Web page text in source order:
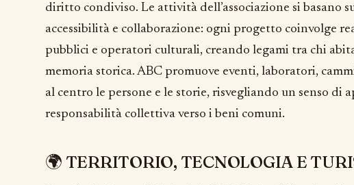
diritto condiviso. Le attività dell’associazione si basano
accessibilità e collaborazione: ogni progetto coinvolge
pubblici e operatori culturali, creando legami tra chi
memoria storica. ABC promuove eventi, laboratori,
al centro le persone e le storie, risvegliando un senso di
responsabilità collettiva verso i beni comuni.
🌍 TERRITORIO, TECNOLOGIA E